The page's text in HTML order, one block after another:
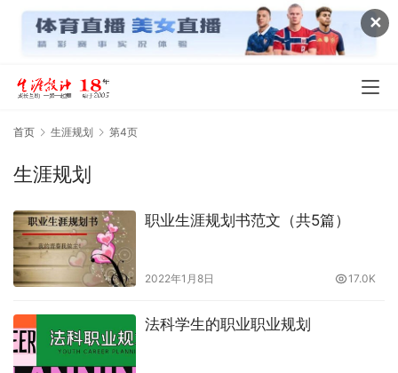
✕
首页 生涯规划 第4页
生涯规划
职业生涯规划书范文（共5篇）
2022年1月8日 17.0K
法科学生的职业职业规划